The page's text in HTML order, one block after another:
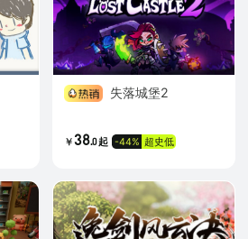
失落城堡2
￥ 38. 0起 -44% 超史低